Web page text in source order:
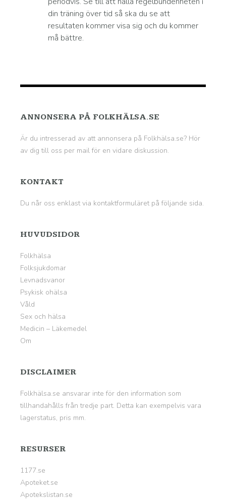
din träning över tid så ska du se att
resultaten kommer visa sig och du kommer
må bättre.
ANNONSERA PÅ FOLKHÄLSA.SE
Är du intresserad av att annonsera på Folkhälsa.se? Hör
av dig till oss per mail för en vidare diskussion.
KONTAKT
Du når oss enklast via kontaktformuläret på följande sida.
HUVUDSIDOR
Folkhälsa
Folksjukdomar
Levnadsvanor
Psykisk ohälsa
Våld
Sex och hälsa
Medicin – Läkemedel
Om
DISCLAIMER
Folkhälsa.se ansvarar inte för den information som
tillhandahålls från tredje part. Detta kan exempelvis vara
lagerstatus, pris mm.
RESURSER
1177.se
Apoteket.se
Apotekslistan.se